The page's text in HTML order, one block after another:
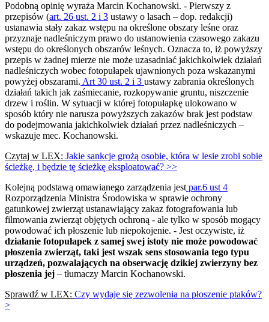
Podobną opinię wyraża Marcin Kochanowski. - Pierwszy z
przepisów (art. 26 ust. 2 i 3 ustawy o lasach – dop. redakcji)
ustanawia stały zakaz wstępu na określone obszary leśne oraz
przyznaje nadleśniczym prawo do ustanowienia czasowego zakazu
wstępu do określonych obszarów leśnych. Oznacza to, iż powyższy
przepis w żadnej mierze nie może uzasadniać jakichkolwiek działań
nadleśniczych wobec fotopułapek ujawnionych poza wskazanymi
powyżej obszarami. Art 30 ust. 2 i 3 ustawy zabrania określonych
działań takich jak zaśmiecanie, rozkopywanie gruntu, niszczenie
drzew i roślin. W sytuacji w której fotopułapkę ulokowano w
sposób który nie narusza powyższych zakazów brak jest podstaw
do podejmowania jakichkolwiek działań przez nadleśniczych –
wskazuje mec. Kochanowski.
Czytaj w LEX: Jakie sankcje grożą osobie, która w lesie zrobi sobie
ścieżkę, i będzie tę ścieżkę eksploatować? >>
Kolejną podstawą omawianego zarządzenia jest par.6 ust 4
Rozporządzenia Ministra Środowiska w sprawie ochrony
gatunkowej zwierząt ustanawiający zakaz fotografowania lub
filmowania zwierząt objętych ochroną - ale tylko w sposób mogący
powodować ich płoszenie lub niepokojenie. - Jest oczywiste, iż
działanie fotopułapek z samej swej istoty nie może powodować
płoszenia zwierząt, taki jest wszak sens stosowania tego typu
urządzeń, pozwalających na obserwację dzikiej zwierzyny bez
płoszenia jej – tłumaczy Marcin Kochanowski.
Sprawdź w LEX: Czy wydaje się zezwolenia na płoszenie ptaków?
>